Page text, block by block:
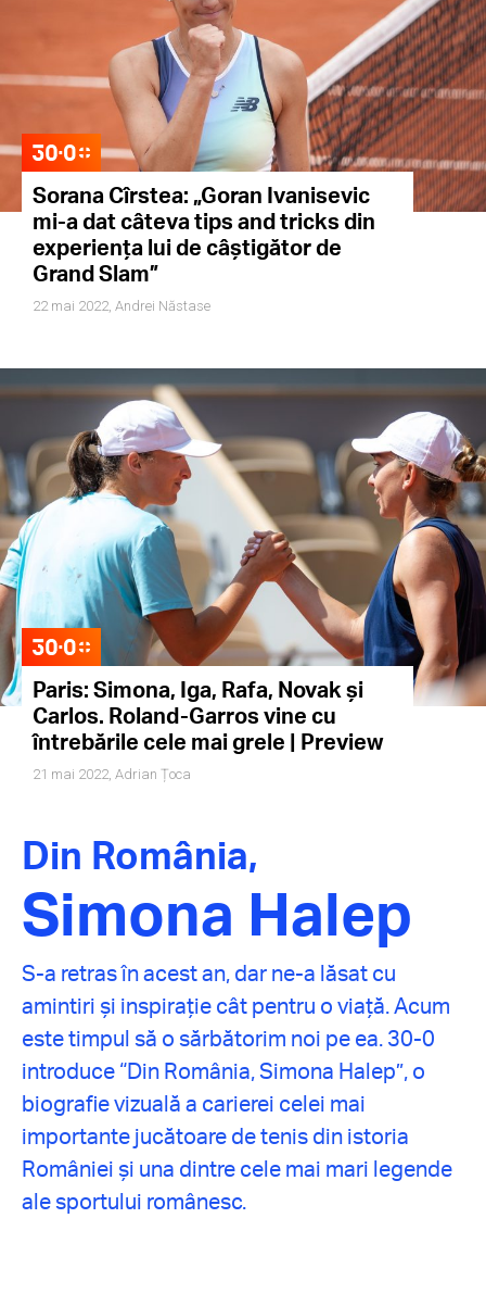
Sorana Cîrstea: „Goran Ivanisevic
mi-a dat câteva tips and tricks din
experiența lui de câștigător de
Grand Slam”
22 mai 2022, Andrei Năstase
Paris: Simona, Iga, Rafa, Novak și
Carlos. Roland-Garros vine cu
întrebările cele mai grele | Preview
21 mai 2022, Adrian Țoca
Din România,
Simona Halep
S-a retras în acest an, dar ne-a lăsat cu
amintiri și inspirație cât pentru o viață. Acum
este timpul să o sărbătorim noi pe ea. 30-0
introduce “Din România, Simona Halep”, o
biografie vizuală a carierei celei mai
importante jucătoare de tenis din istoria
României și una dintre cele mai mari legende
ale sportului românesc.